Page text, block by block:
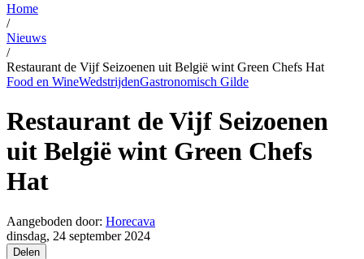
Home
/
Nieuws
/
Restaurant de Vijf Seizoenen uit België wint Green Chefs Hat
Food en WineWedstrijdenGastronomisch Gilde
Restaurant de Vijf Seizoenen
uit België wint Green Chefs
Hat
Aangeboden door: Horecava
dinsdag, 24 september 2024
Delen